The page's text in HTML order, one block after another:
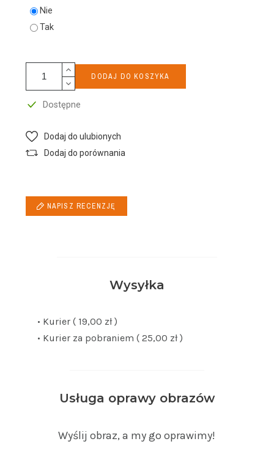
Nie
Tak
DODAJ DO KOSZYKA
Dostępne
Dodaj do ulubionych
Dodaj do porównania
NAPISZ RECENZJĘ
Wysyłka
• Kurier ( 19,00 zł )
• Kurier za pobraniem ( 25,00 zł )
Usługa oprawy obrazów
Wyślij obraz, a my go oprawimy!